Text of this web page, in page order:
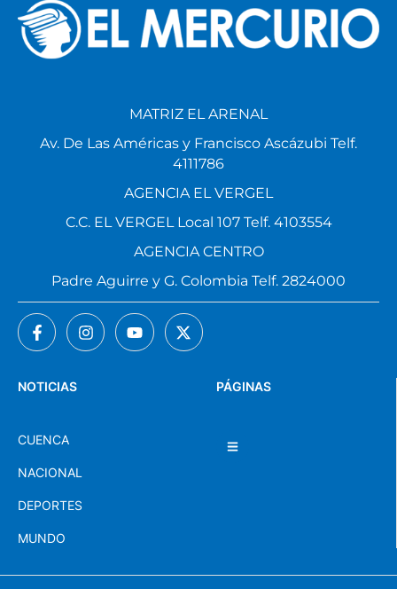
PÁGINAS
NOTICIAS
CUENCA
NACIONAL
DEPORTES
MUNDO
MATRIZ EL ARENAL
Av. De Las Américas y Francisco Ascázubi Telf.
4111786
AGENCIA EL VERGEL
C.C. EL VERGEL Local 107 Telf. 4103554
AGENCIA CENTRO
Padre Aguirre y G. Colombia Telf. 2824000